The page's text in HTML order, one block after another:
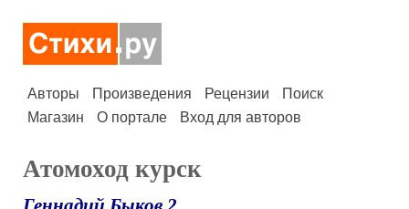
Авторы Произведения Рецензии
Поиск
Магазин
О портале Вход для авторов
Атомоход курск